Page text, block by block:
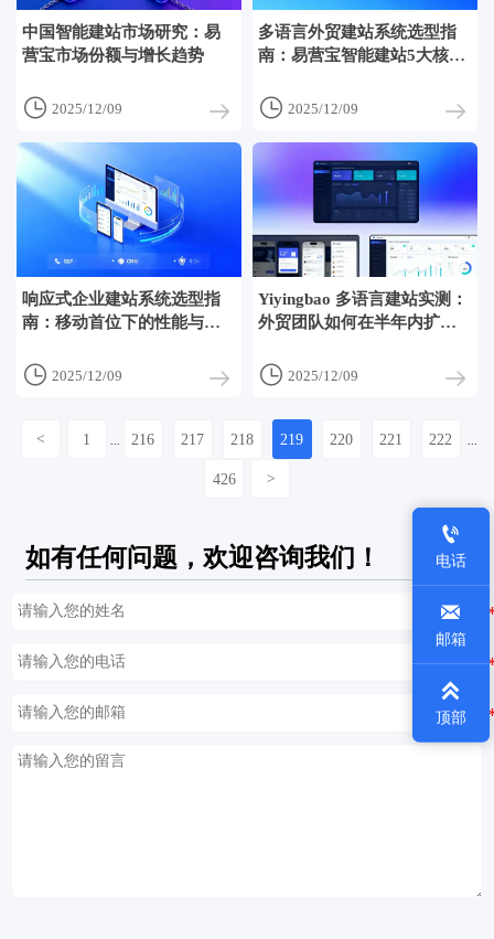
中国智能建站市场研究：易
营宝市场份额与增长趋势
 2025/12/09
多语言外贸建站系统选型指
南：易营宝智能建站5大核心
 2025/12/09
响应式企业建站系统选型指
南：移动首位下的性能与转
 2025/12/09
Yiyingbao 多语言建站实测：
外贸团队如何在半年内扩展3
 2025/12/09
< 1 216 217 218 219 220 221 222
426 >
如有任何问题，欢迎咨询我们！

电话

邮箱

顶部